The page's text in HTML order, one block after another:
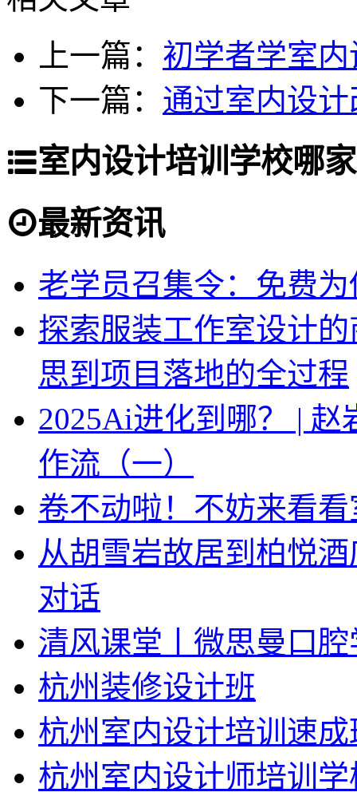
上一篇： 初学者学室
下一篇： 通过室内设
室内设计培训学校哪
最新资讯
老学员召集令：免费
探索服装工作室设计
思到项目落地的全过程
2025Ai进化到哪？ |
作流（一）
卷不动啦！不妨来看
从胡雪岩故居到柏悦
对话
清风课堂丨微思曼口
杭州装修设计班
杭州室内设计培训速成
杭州室内设计师培训